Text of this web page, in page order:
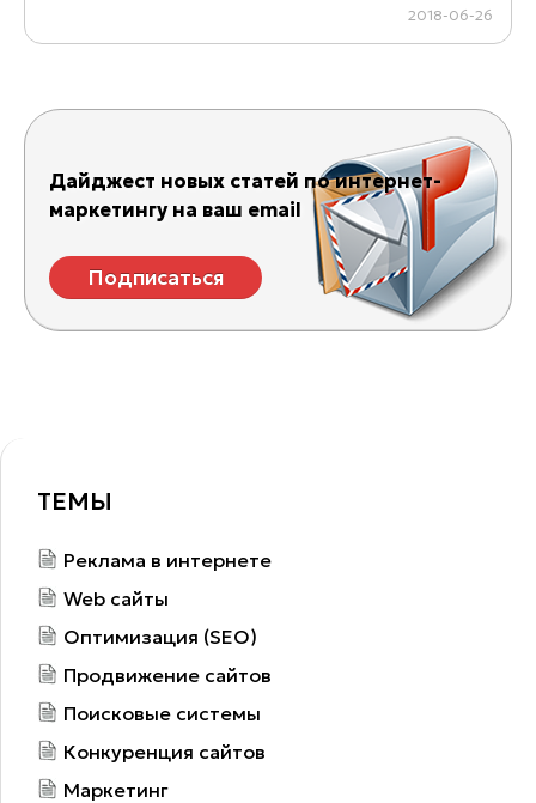
2018-06-26
Дайджест новых статей по интернет-
маркетингу на ваш email
Подписаться
ТЕМЫ
Реклама в интернете
Web сайты
Оптимизация (SEO)
Продвижение сайтов
Поисковые системы
Конкуренция сайтов
Маркетинг